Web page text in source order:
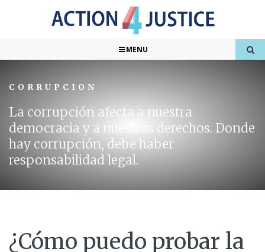
MENU
CORRUPCION
La corrupción afecta a nuestra
democracia y a nuestros derechos. Donde
hay corrupción, debe haber
responsabilidad legal.
¿Cómo puedo probar la